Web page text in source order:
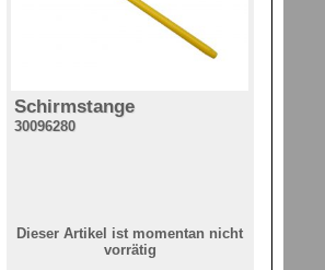
Schirmstange
30096280
Dieser Artikel ist momentan nicht
vorrätig